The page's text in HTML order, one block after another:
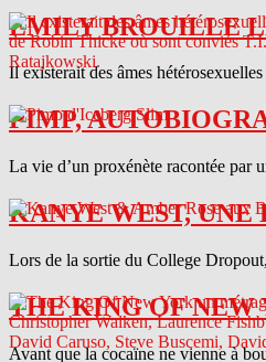
EMILY BROUILLE
Il existerait des âmes
PIMP,
La vie d’un proxénète racontée par
KANYE WEST, UNE
Lors de la sortie du College
THE KING OF NEW
Avant que la cocaïne ne vienne à